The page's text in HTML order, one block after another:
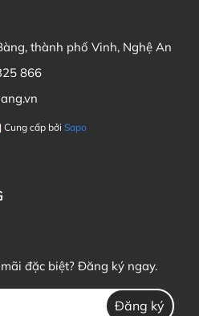
thành phố Vinh, Nghệ An
866
| Cung cấp bởi Sapo
đặc biệt? Đăng ký ngay.
Đăng ký